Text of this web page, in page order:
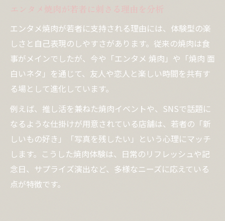
エンタメ焼肉が若者に刺さる理由を分析
エンタメ焼肉が若者に支持される理由には、体験型の楽
しさと自己表現のしやすさがあります。従来の焼肉は食
事がメインでしたが、今や「エンタメ 焼肉」や「焼肉 面
白いネタ」を通じて、友人や恋人と楽しい時間を共有す
る場として進化しています。
例えば、推し活を兼ねた焼肉イベントや、SNSで話題に
なるような仕掛けが用意されている店舗は、若者の「新
しいもの好き」「写真を残したい」という心理にマッチ
します。こうした焼肉体験は、日常のリフレッシュや記
念日、サプライズ演出など、多様なニーズに応えている
点が特徴です。